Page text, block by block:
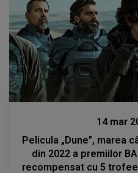
14 mar
Pelicula „Dune”, marea
din 2022 a premiilor
recompensat cu 5